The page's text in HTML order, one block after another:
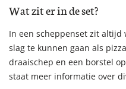
Wat zit er in de set?
In een scheppenset zit
slag te kunnen gaan als
draaischep en een borstel
staat meer informatie over